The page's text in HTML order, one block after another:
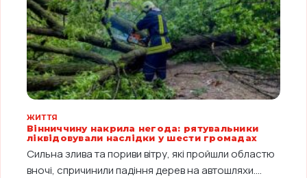
ЖИТТЯ
Вінниччину накрила негода: рятувальники
ліквідовували наслідки у шести громадах
Сильна злива та пориви вітру, які пройшли областю
вночі, спричинили падіння дерев на автошляхи....